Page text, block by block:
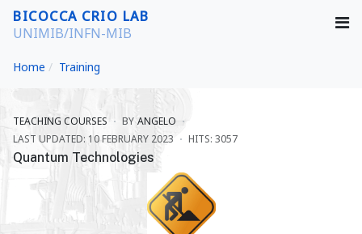
BICOCCA CRIO LAB
UNIMIB/INFN-MIB
Home Training
TEACHING COURSES BY ANGELO
LAST UPDATED: 10 FEBRUARY 2023
HITS: 3057
Quantum Technologies